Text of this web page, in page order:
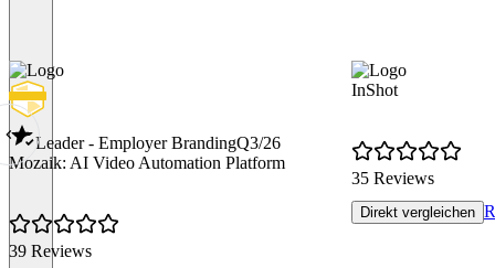
Leader - Employer BrandingQ3/26
Mozaik: AI Video Automation Platform
39 Reviews
InShot
35 Reviews
Direkt vergleichen